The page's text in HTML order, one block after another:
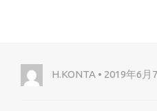
H.KONTA • 2019年6月